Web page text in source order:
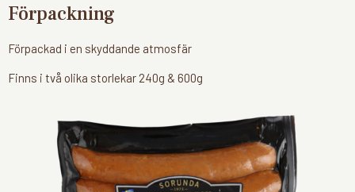
Förpackning
Förpackad i en skyddande atmosfär
Finns i två olika storlekar 240g & 600g